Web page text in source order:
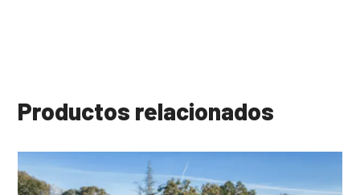
Productos relacionados